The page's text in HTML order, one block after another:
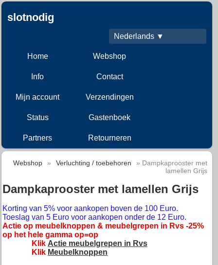
slotnodig
Nederlands ▼
Home Webshop
Info Contact
Mijn account Verzendingen
Status Gastenboek
Partners Retourneren
Webshop » Verluchting / toebehoren
» Dampkaprooster met
lamellen Grijs
Dampkaprooster met lamellen Grijs
Korting van 5% voor aankopen boven de 100 Euro.
Toeslag van 5 Euro voor aankopen onder de 12 Euro.
Actie op meubelknoppen & meubelgrepen in Rvs -25%
op het hele gamma op=op
Klik Actie meubelgrepen in Rvs
Klik Meubelknoppen